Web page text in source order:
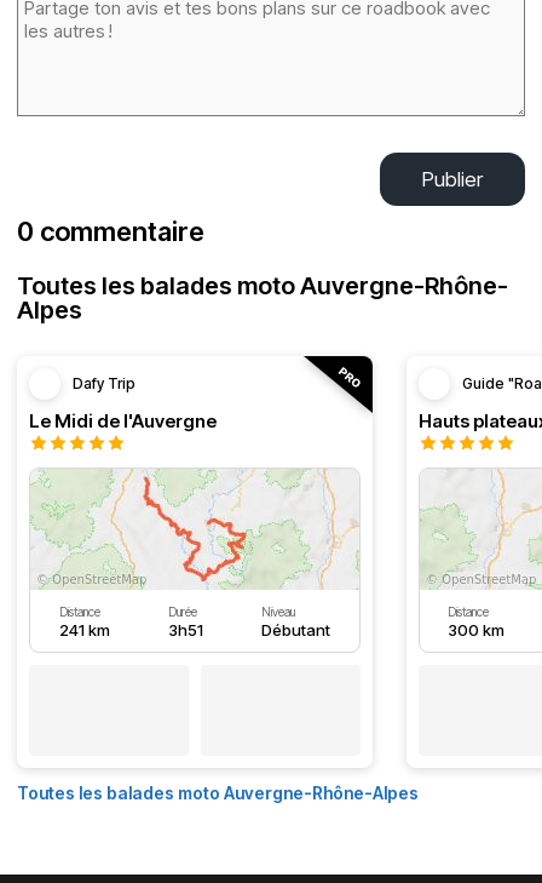
Publier
0 commentaire
Toutes les balades moto Auvergne-Rhône-
Alpes
Dafy Trip
Le Midi de l'Auvergne
Distance
241 km
Durée
3h51
Niveau
Débutant
Guide
Hauts
Distance
300 km
Toutes les balades moto Auvergne-Rhône-Alpes